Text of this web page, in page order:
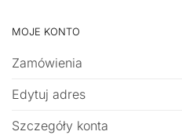
MOJE KONTO
Zamówienia
Edytuj adres
Szczegóły konta